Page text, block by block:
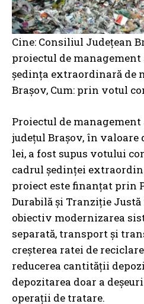
Cine: Consiliul Județean
proiectul de management
ședința extraordinară de
Brașov, Cum: prin votul
Proiectul de
județul Brașov, în valoare
lei, a fost supus votului
cadrul ședinței
proiect este finanțat prin
Durabilă și Tranziție Justă
obiectiv modernizarea
separată, transport și
creșterea ratei de
reducerea cantității
depozitarea doar a
operații de tratare.